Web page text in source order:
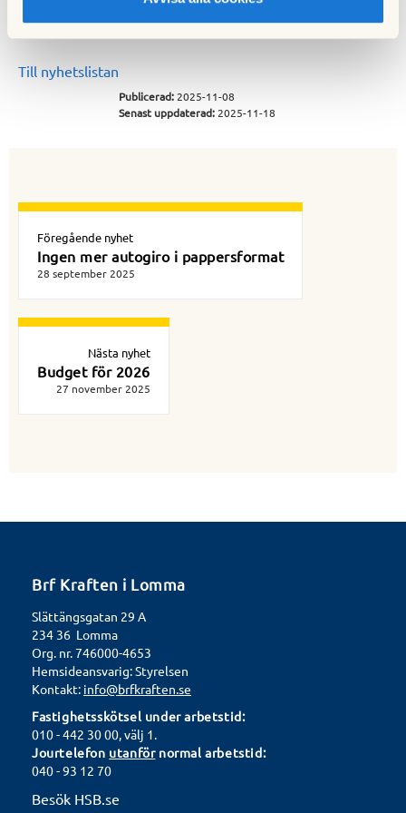
Till nyhetslistan
Publicerad: 2025-11-08
Senast uppdaterad: 2025-11-18
Föregående nyhet
Ingen mer autogiro i pappersformat
28 september 2025
Nästa nyhet
Budget för 2026
27 november 2025
Brf Kraften i Lomma
Slättängsgatan 29 A
234 36 Lomma
Org. nr. 746000-4653
Hemsideansvarig: Styrelsen
Kontakt: info@brfkraften.se
Fastighetsskötsel under arbetstid:
010 - 442 30 00, välj 1.
Jourtelefon utanförnormal arbetstid:
040 - 93 12 70
Besök HSB.se